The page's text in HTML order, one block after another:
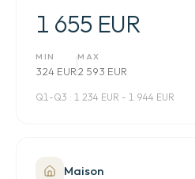
1 655 EUR
MIN
324 EUR
MAX
2 593 EUR
Q1-Q3 : 1 234 EUR - 1 944 EUR
Maison